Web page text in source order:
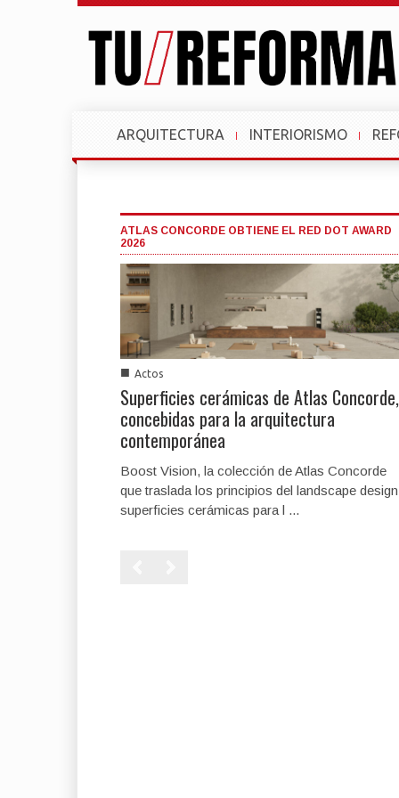
ARQUITECTURA INTERIORISMO
ATLAS CONCORDE OBTIENE EL RED DOT AWARD
2026
■ Actos
Superficies cerámicas de Atlas Concorde,
concebidas para la arquitectura
contemporánea
Boost Vision, la colección de Atlas Concorde
que traslada los principios del landscape
superficies cerámicas para l ...